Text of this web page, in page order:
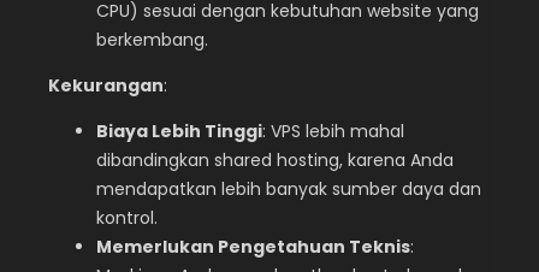
CPU) sesuai dengan kebutuhan website yang
berkembang.
Kekurangan:
Biaya Lebih Tinggi: VPS lebih mahal
dibandingkan shared hosting, karena Anda
mendapatkan lebih banyak sumber daya dan
kontrol.
Memerlukan Pengetahuan Teknis: